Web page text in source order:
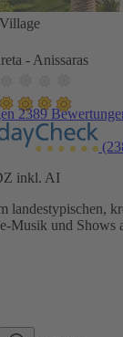
- Anissaras
2389
inkl. AI
landestypischen,
Musik und Shows